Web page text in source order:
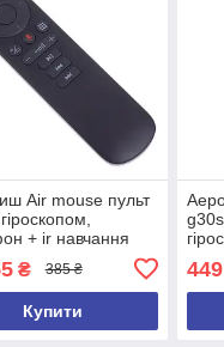
Air mouse пульт
+ ir навчання
₴ 385 ₴
Купити